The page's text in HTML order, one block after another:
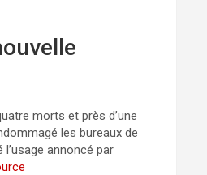
morts et près d’une
les bureaux de
annoncé par